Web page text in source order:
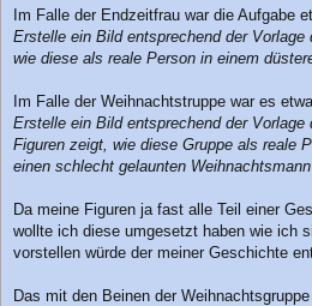
Im Falle der Endzeitfrau war die Aufgabe
Erstelle ein Bild entsprechend der Vorlage
wie diese als reale Person in einem
Im Falle der Weihnachtstruppe war es
Erstelle ein Bild entsprechend der Vorlage
Figuren zeigt, wie diese Gruppe als reale
einen schlecht gelaunten
Da meine Figuren ja fast alle Teil einer
wollte ich diese umgesetzt haben wie ich
vorstellen würde der meiner Geschichte
Das mit den Beinen der